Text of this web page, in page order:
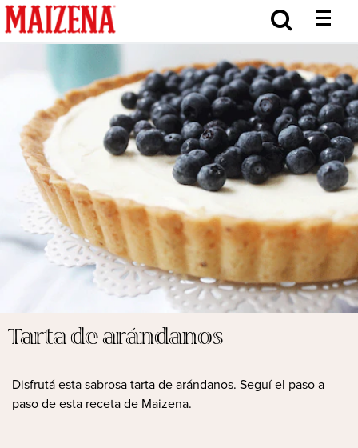
Tarta de arándanos
Disfrutá esta sabrosa tarta de arándanos. Seguí el paso a
paso de esta receta de Maizena.